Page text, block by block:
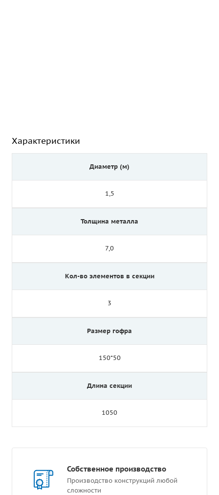
Характеристики
Диаметр (м)
1,5
Толщина металла
7,0
Кол-во элементов в секции
3
Размер гофра
150*50
Длина секции
1050
Собственное производство
Производство конструкций любой
сложности